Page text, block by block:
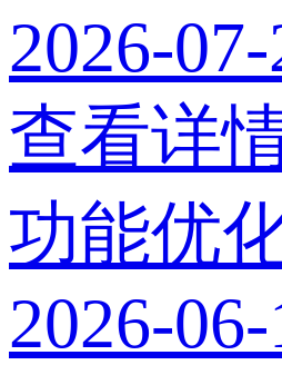
2026-
查看详
功能优
2026-